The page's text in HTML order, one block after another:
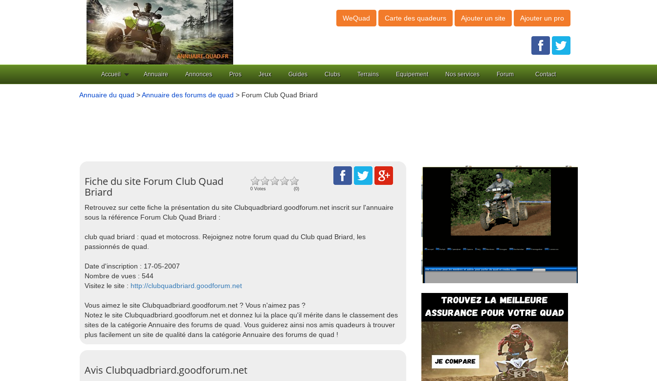
WeQuad Carte des quadeurs Ajouter un site Ajouter un pro
Accueil Annuaire Annonces Pros Jeux Guides Clubs Terrains Equipement Nos services Forum Contact
Annuaire du quad >Annuaire des forums de quad > Forum Club Quad Briard
Fiche du site Forum Club Quad
Briard
0 Votes (0)
Retrouvez sur cette fiche la présentation du site Clubquadbriard.goodforum.net inscrit sur l'annuaire
sous la référence Forum Club Quad Briard :
club quad briard : quad et motocross. Rejoignez notre forum quad du Club quad Briard, les
passionnés de quad.
Date d'inscription : 17-05-2007
Nombre de vues : 544
Visitez le site : http://clubquadbriard.goodforum.net
Vous aimez le site Clubquadbriard.goodforum.net ? Vous n'aimez pas ?
Notez le site Clubquadbriard.goodforum.net et donnez lui la place qu'il mérite dans le classement des
sites de la catégorie Annuaire des forums de quad. Vous guiderez ainsi nos amis quadeurs à trouver
plus facilement un site de qualité dans la catégorie Annuaire des forums de quad !
Avis Clubquadbriard.goodforum.net